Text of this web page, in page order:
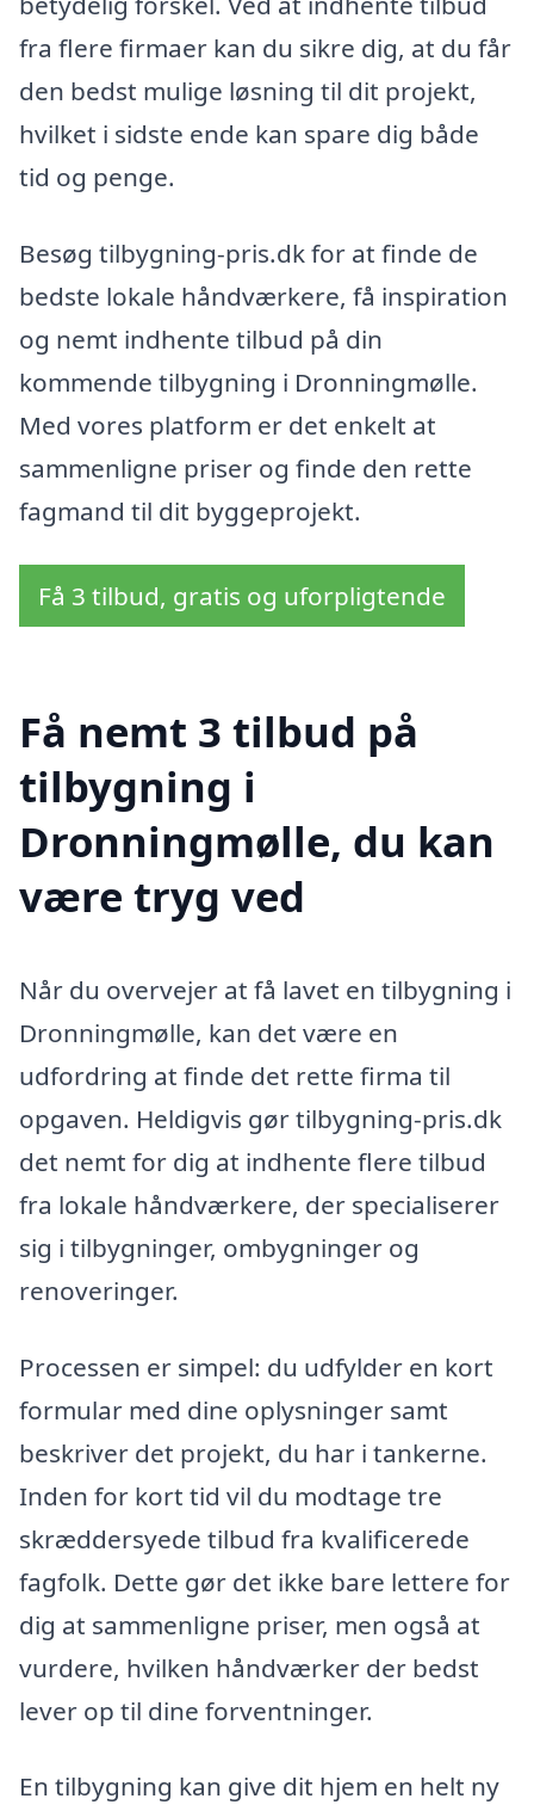
fra flere firmaer kan du sikre dig, at du får
den bedst mulige løsning til dit projekt,
hvilket i sidste ende kan spare dig både
tid og penge.
Besøg tilbygning-pris.dk for at finde de
bedste lokale håndværkere, få inspiration
og nemt indhente tilbud på din
kommende tilbygning i Dronningmølle.
Med vores platform er det enkelt at
sammenligne priser og finde den rette
fagmand til dit byggeprojekt.
Få 3 tilbud, gratis og uforpligtende
Få nemt 3 tilbud på
tilbygning i
Dronningmølle, du kan
være tryg ved
Når du overvejer at få lavet en tilbygning i
Dronningmølle, kan det være en
udfordring at finde det rette firma til
opgaven. Heldigvis gør tilbygning-pris.dk
det nemt for dig at indhente flere tilbud
fra lokale håndværkere, der specialiserer
sig i tilbygninger, ombygninger og
renoveringer.
Processen er simpel: du udfylder en kort
formular med dine oplysninger samt
beskriver det projekt, du har i tankerne.
Inden for kort tid vil du modtage tre
skræddersyede tilbud fra kvalificerede
fagfolk. Dette gør det ikke bare lettere for
dig at sammenligne priser, men også at
vurdere, hvilken håndværker der bedst
lever op til dine forventninger.
En tilbygning kan give dit hjem en helt ny